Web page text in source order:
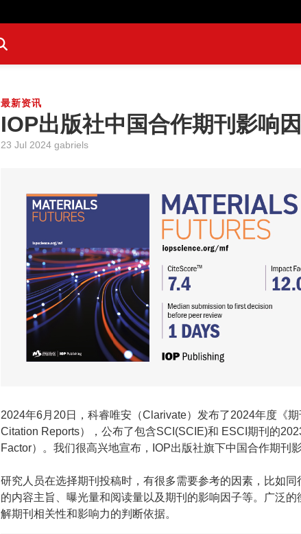
最新资讯
IOP出版社中国合作期刊影响
23 Jul 2024 gabriels
2024年6月20日，科睿唯安（Clarivate）发布了2024年度《期
Citation Reports），公布了包含SCI(SCIE)和 ESCI期刊的
Factor）。我们很高兴地宣布，IOP出版社旗下中国合作期刊
研究人员在选择期刊投稿时，有很多需要参考的因素，比如同
的内容主旨、曝光量和阅读量以及期刊的影响因子等。广泛
解期刊相关性和影响力的判断依据。